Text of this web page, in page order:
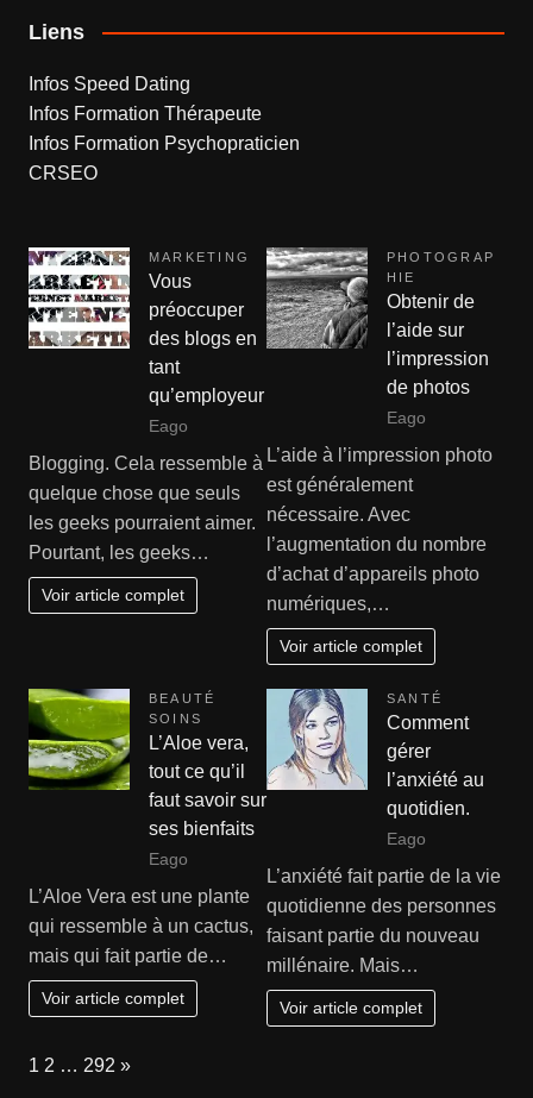
Liens
Infos Speed Dating
Infos Formation Thérapeute
Infos Formation Psychopraticien
CRSEO
MARKETING
Vous
préoccuper
des blogs en
tant
qu’employeur
Eago
Blogging. Cela ressemble à
quelque chose que seuls
les geeks pourraient aimer.
Pourtant, les geeks…
Voir article complet
PHOTOGRAP
HIE
Obtenir de
l’aide sur
l’impression
de photos
Eago
L’aide à l’impression photo
est généralement
nécessaire. Avec
l’augmentation du nombre
d’achat d’appareils photo
numériques,…
Voir article complet
BEAUTÉ
SOINS
L’Aloe vera,
tout ce qu’il
faut savoir sur
ses bienfaits
Eago
L’Aloe Vera est une plante
qui ressemble à un cactus,
mais qui fait partie de…
Voir article complet
SANTÉ
Comment
gérer
l’anxiété au
quotidien.
Eago
L’anxiété fait partie de la vie
quotidienne des personnes
faisant partie du nouveau
millénaire. Mais…
Voir article complet
Page:
1 2 … 292 Next
»